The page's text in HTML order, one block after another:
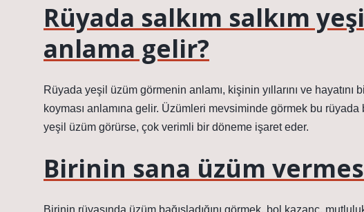
Rüyada salkım salkım
anlama gelir?
Rüyada yeşil üzüm görmenin anlamı, kişinin yıllarını ve
koyması anlamına gelir. Üzümleri mevsiminde görmek bu
yeşil üzüm görürse, çok verimli bir döneme işaret eder.
Birinin sana üzüm
Birinin rüyasında üzüm bağışladığını görmek, bol kazanç,